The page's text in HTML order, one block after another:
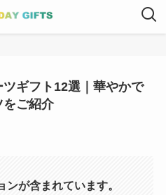
ギフト12選｜華やかで
をご紹介
が含まれています。